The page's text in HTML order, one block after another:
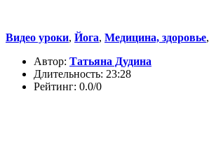
Видео уроки, Йога, Медицина, здоровье,
Автор: Татьяна Дудина
Длительность: 23:28
Рейтинг: 0.0/0